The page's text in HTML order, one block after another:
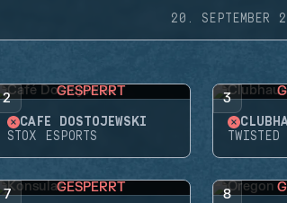
20. SEPTEMBER
2 GESPERRT
CAFÉ DOSTOJEWSKI
STOX ESPORTS
3
7 GESPERRT 8